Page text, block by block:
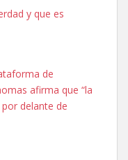
tiene miedo a la
y que es
de
afirma que “la
delante de